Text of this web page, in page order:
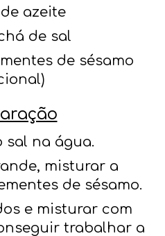
azeite
de sal
de sésamo
sal na água.
misturar a
de sésamo.
e misturar com
trabalhar a